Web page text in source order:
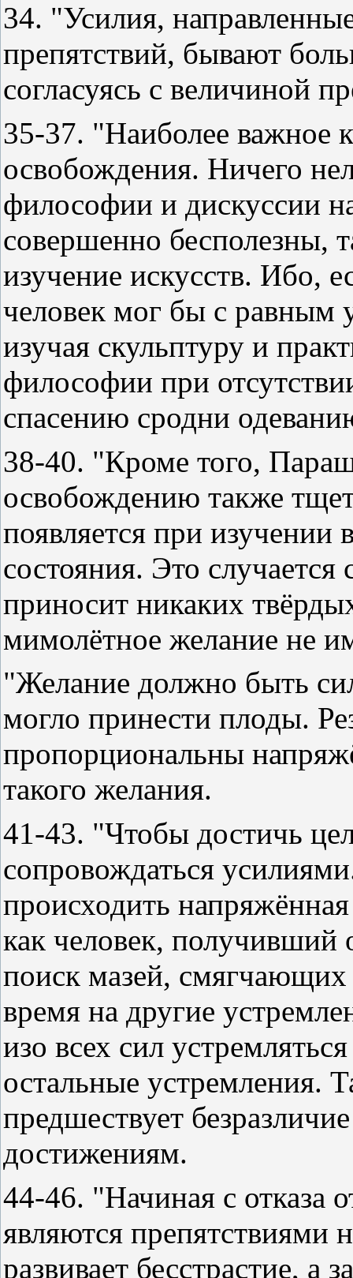
34. "Усилия,
препятствий, бывают
согласуясь с величиной
35-37. "Наиболее важное
освобождения. Ничего
философии и дискуссии
совершенно бесполезны,
изучение искусств. Ибо,
человек мог бы с равным
изучая скульптуру и
философии при
спасению сродни
38-40. "Кроме того,
освобождению также
появляется при изучении
состояния. Это
приносит никаких
мимолётное желание не
"Желание должно быть
могло принести плоды.
пропорциональны
такого желания.
41-43. "Чтобы достичь
сопровождаться
происходить
как человек, получивший
поиск мазей, смягчающих
время на другие
изо всех сил
остальные устремления.
предшествует
достижениям.
44-46. "Начиная с отказа
являются препятствиями
развивает бесстрастие, а